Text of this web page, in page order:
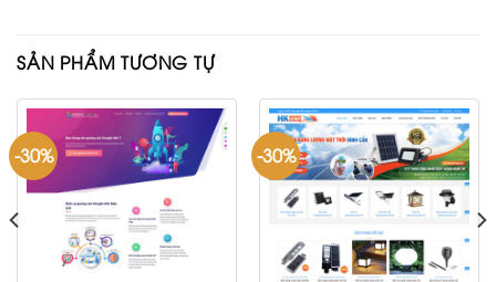
SẢN PHẨM TƯƠNG TỰ
-30% -30%